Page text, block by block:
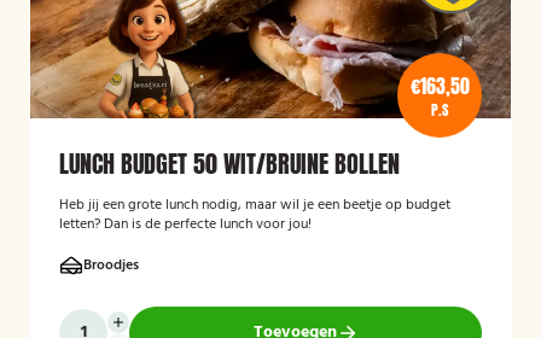
€163,50
P.S
LUNCH BUDGET 50 WIT/BRUINE BOLLEN
Heb jij een grote lunch nodig, maar wil je een beetje op budget
letten? Dan is de perfecte lunch voor jou!
Broodjes